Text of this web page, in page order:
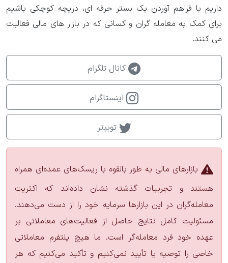
داریم با فراهم آوردن یک بستر حرفه ای، دریچه کوچکی باشیم
برای کمک به معامله گران و کسانی که در بازار های مالی فعالیت
می کنند.
کانال تلگرام
اینستاگرام
توییتر
بازارهای مالی به طور بالقوه با ریسک‌های عمده‌ای همراه
هستند و تجربیات گذشته نشان داده‌اند که اکثریت
معامله‌گران در این بازارها سرمایه خود را از دست می‌دهند.
مسئولیت کامل نتایج حاصل از فعالیت‌های معاملاتی بر
عهده خود فرد معامله‌گر است. ما هیچ پلتفرم معاملاتی
خاصی را توصیه یا تأیید نمی‌کنیم و تأکید می‌کنیم که هر